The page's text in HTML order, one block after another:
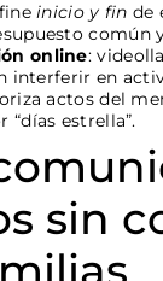
inicio y fin de
común
online:
interferir en
actos del
estrella”.
sin